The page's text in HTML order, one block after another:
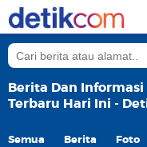
Berita Dan
Terbaru Hari Ini -
Semua Berita Foto